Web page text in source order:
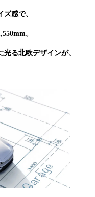
感で、
。
る北欧デザインが、